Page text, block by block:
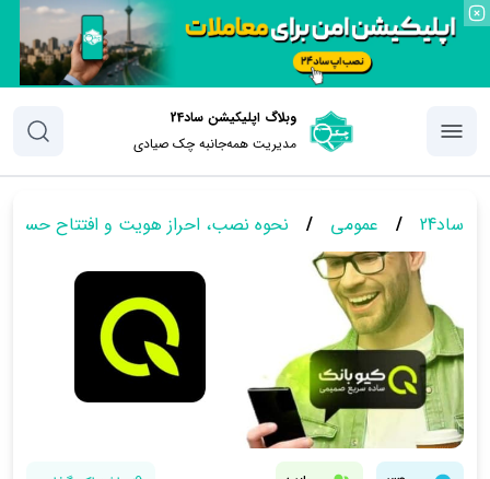
وبلاگ اپلیکیشن ساد24
مدیریت همه‌جانبه چک‌ صیادی
ساد24 / عمومی / نحوه نصب، احراز هویت و افتتاح حساب